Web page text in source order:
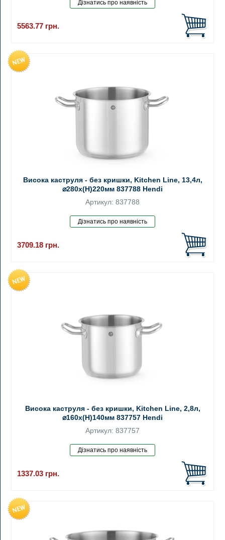
5563.77 грн.
Висока каструля - без кришки, Kitchen Line, 13,4л,
⌀280x(H)220мм 837788 Hendi
Артикул: 837788
3709.18 грн.
Висока каструля - без кришки, Kitchen Line, 2,8л,
⌀160x(H)140мм 837757 Hendi
Артикул: 837757
1337.03 грн.